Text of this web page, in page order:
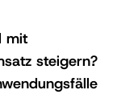
mit
steigern?